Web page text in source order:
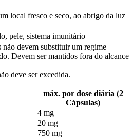
local fresco e seco, ao abrigo da luz
pele, sistema imunitário
não devem substituir um regime
Devem ser mantidos fora do alcance
deve ser excedida.
máx. por dose diária (2
Cápsulas)
4 mg
20 mg
750 mg